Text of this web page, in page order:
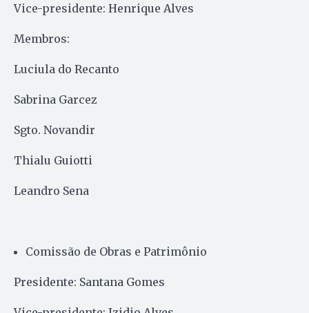
Vice-presidente: Henrique Alves
Membros:
Luciula do Recanto
Sabrina Garcez
Sgto. Novandir
Thialu Guiotti
Leandro Sena
Comissão de Obras e Patrimônio
Presidente: Santana Gomes